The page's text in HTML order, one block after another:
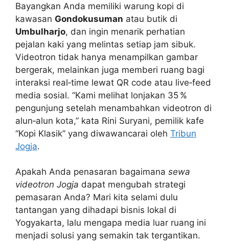
Bayangkan Anda memiliki warung kopi di
kawasan Gondokusuman atau butik di
Umbulharjo, dan ingin menarik perhatian
pejalan kaki yang melintas setiap jam sibuk.
Videotron tidak hanya menampilkan gambar
bergerak, melainkan juga memberi ruang bagi
interaksi real‑time lewat QR code atau live‑feed
media sosial. “Kami melihat lonjakan 35 %
pengunjung setelah menambahkan videotron di
alun‑alun kota,” kata Rini Suryani, pemilik kafe
“Kopi Klasik” yang diwawancarai oleh Tribun
Jogja.
Apakah Anda penasaran bagaimana sewa
videotron Jogja dapat mengubah strategi
pemasaran Anda? Mari kita selami dulu
tantangan yang dihadapi bisnis lokal di
Yogyakarta, lalu mengapa media luar ruang ini
menjadi solusi yang semakin tak tergantikan.